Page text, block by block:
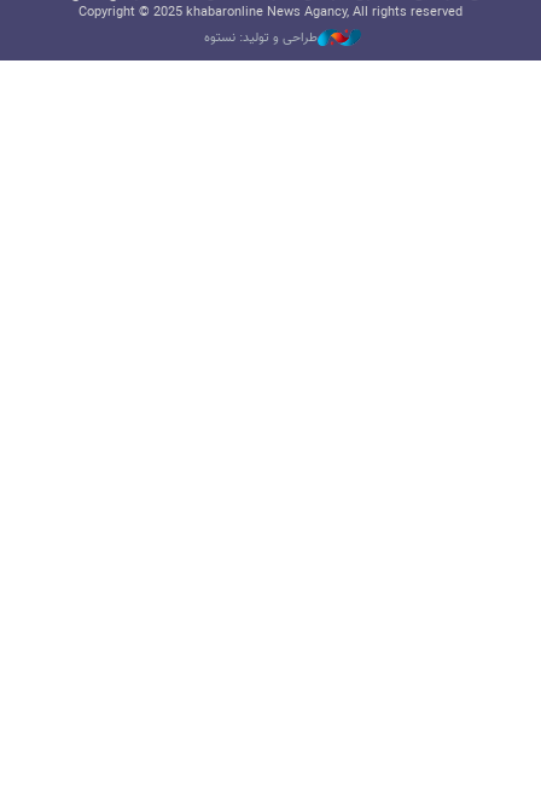
Copyright © 2025 khabaronline News Agancy, All rights reserved
طراحی و تولید: نستوه